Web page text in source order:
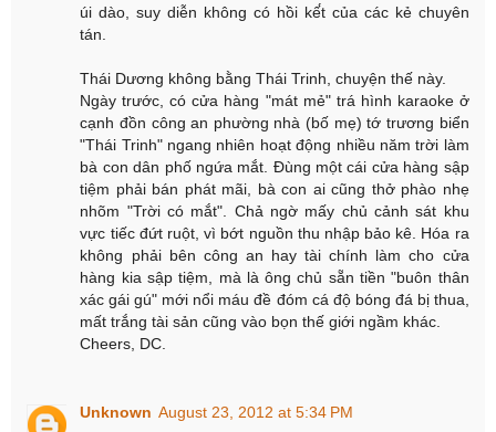
úi dào, suy diễn không có hồi kế́t của các kẻ chuyên
tán.
Thái Dương không bằng Thái Trinh, chuyện thế này.
Ngày trước, có cửa hàng "mát mẻ" trá hình karaoke ở
cạnh đồn công an phường nhà (bố mẹ) tớ trương biển
"Thái Trinh" ngang nhiên hoạt động nhiều năm trời làm
bà con dân phố ngứa mắt. Đùng một cái cửa hàng sập
tiệm phải bán phát mãi, bà con ai cũng thở phào nhẹ
nhõm "Trời có mắt". Chả ngờ mấy chủ cảnh sát khu
vực tiếc đứt ruột, vì bớt nguồn thu nhập bảo kê. Hóa ra
không phải bên công an hay tài chính làm cho cửa
hàng kia sập tiệm, mà là ông chủ sẵn tiền "buôn thân
xác gái gú" mới nổi máu đề đóm cá độ bóng đá bị thua,
mất trắng tài sản cũng vào bọn thế giới ngầm khác.
Cheers, DC.
Unknown August 23, 2012 at 5:34 PM